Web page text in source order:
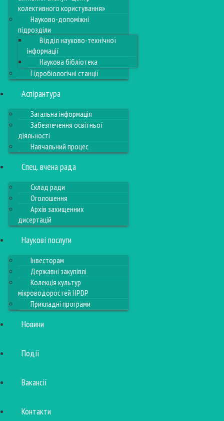
колективного користування»
Науково-допоміжні
підрозділи
Відділ науково-технічної
інформації
Наукова бібліотека
Гідробіологічні станції
Аспірантура
Загальна інформація
Забезпечення освітньої
діяльності
Навчальний процес
Спец. вчена рада
Склад ради
Оголошення
Архів захищенних
дисертацій
Наукові послуги
Інвесторам
Державні закупівлі
Колекція культур
мікроводоростей HPDP
Прикладні програми
Новини
Події
Вакансії
Контакти